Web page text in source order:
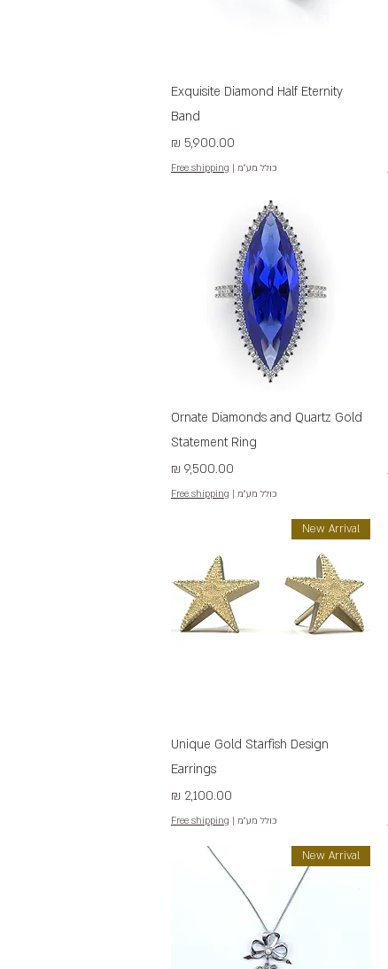
תצוגה מהירה
Exquisite Diamond Half Eternity
Band
מחיר
כולל מע״מ |
Free shipping
תצוגה מהירה
Ornate Diamonds and Quartz Gold
Statement Ring
מחיר
כולל מע״מ Free shipping
תצוגה מהירה
New Arrival
Unique Gold Starfish Design
Earrings
מחיר
כולל מע״מ |
Free shipping
New Arrival